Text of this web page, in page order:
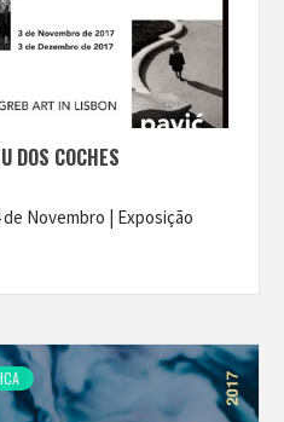
DOS COCHES
Novembro | Exposição